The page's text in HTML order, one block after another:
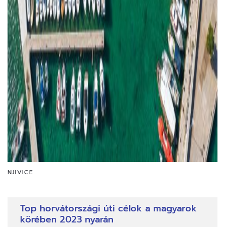
NJIVICE
Top horvátországi úti célok a magyarok
körében 2023 nyarán